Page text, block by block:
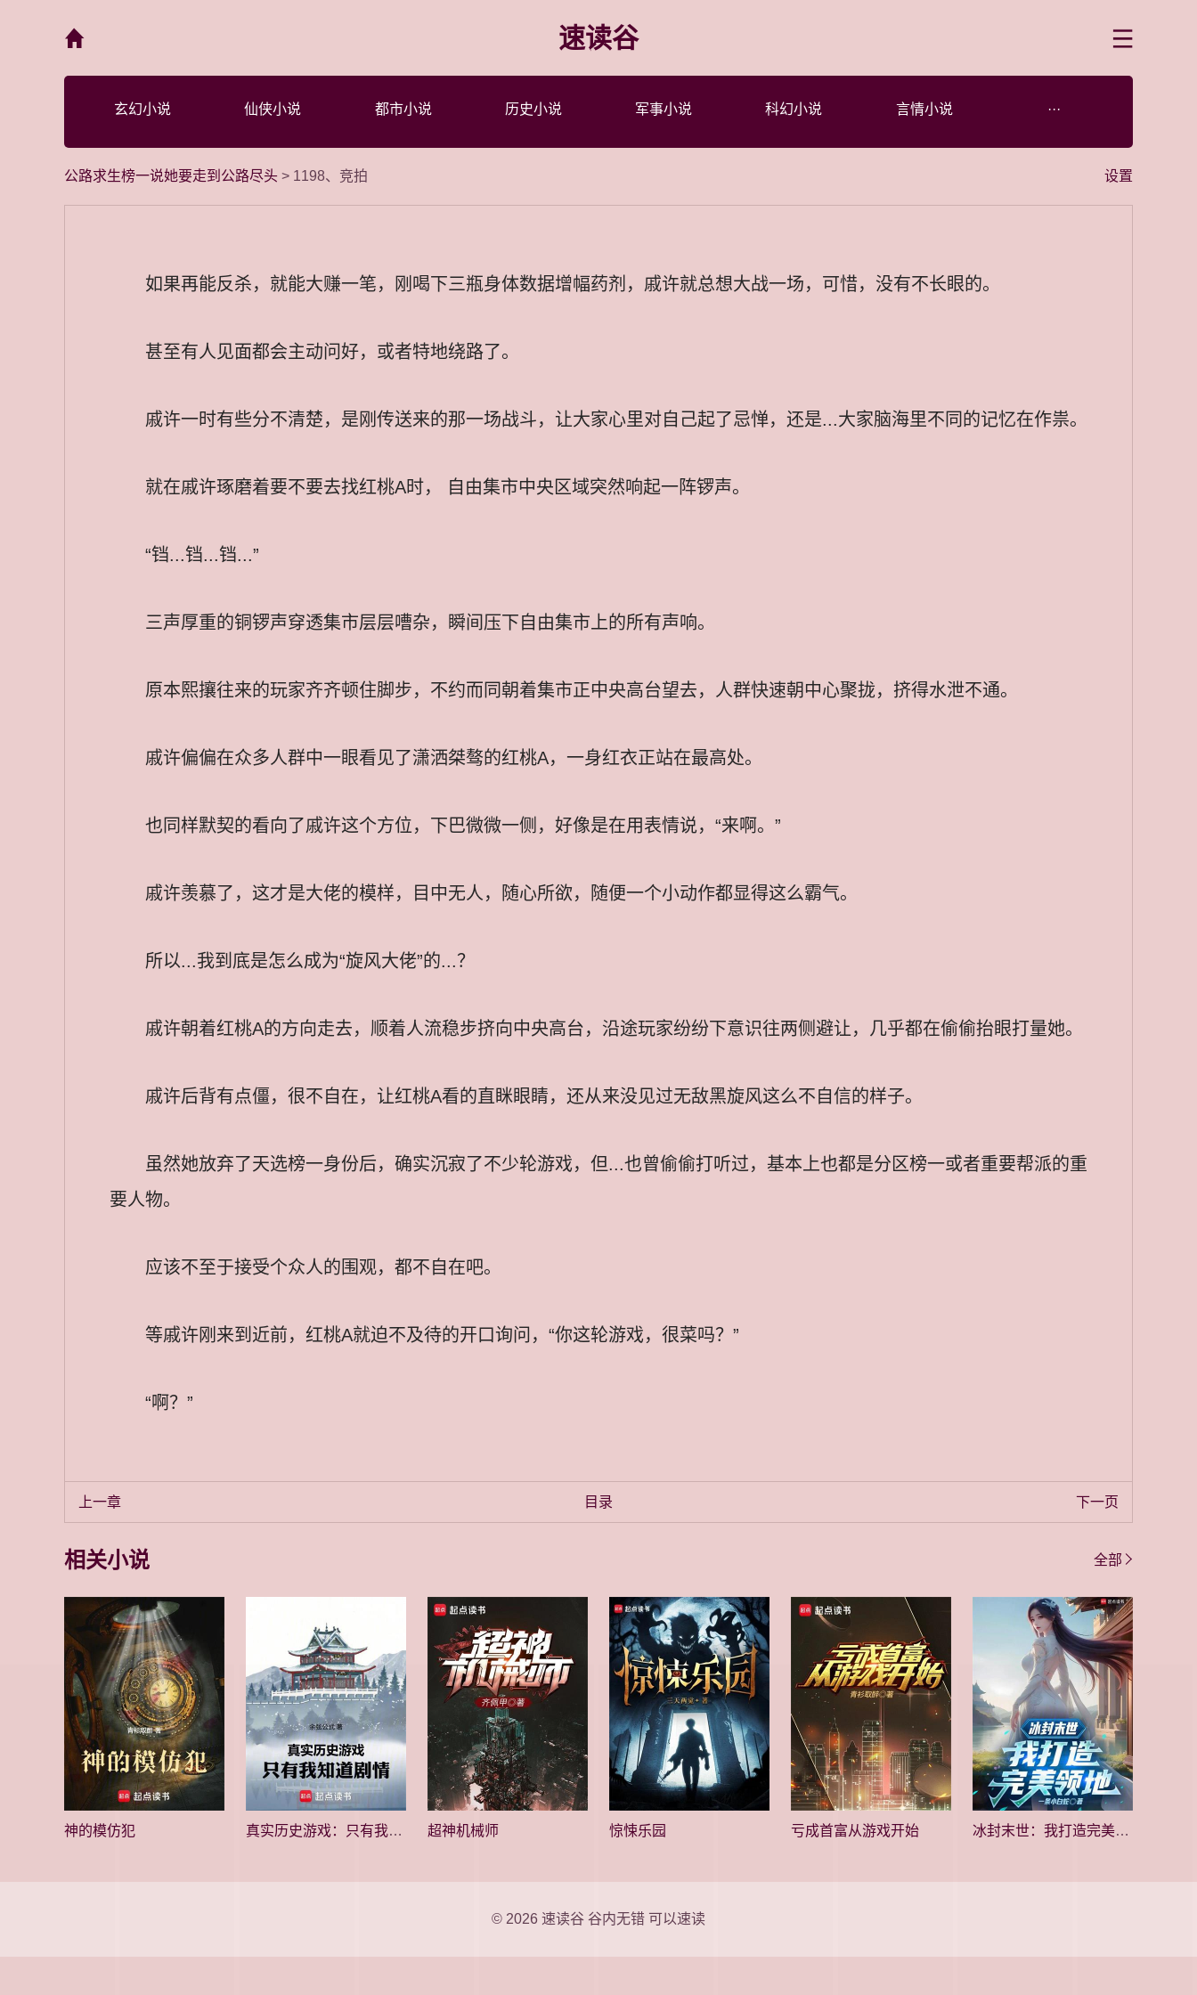
速读谷
玄幻小说 仙侠小说 都市小说 历史小说 军事小说 科幻小说 言情小说 ···
设置
公路求生榜一说她要走到公路尽头 > 1198、竞拍
如果再能反杀，就能大赚一笔，刚喝下三瓶身体数据增幅药剂，戚许就总想大战一场，可惜，没有不长眼的。
甚至有人见面都会主动问好，或者特地绕路了。
戚许一时有些分不清楚，是刚传送来的那一场战斗，让大家心里对自己起了忌惮，还是...大家脑海里不同的记忆在作祟。
就在戚许琢磨着要不要去找红桃A时， 自由集市中央区域突然响起一阵锣声。
“铛...铛...铛...”
三声厚重的铜锣声穿透集市层层嘈杂，瞬间压下自由集市上的所有声响。
原本熙攘往来的玩家齐齐顿住脚步，不约而同朝着集市正中央高台望去，人群快速朝中心聚拢，挤得水泄不通。
戚许偏偏在众多人群中一眼看见了潇洒桀骜的红桃A，一身红衣正站在最高处。
也同样默契的看向了戚许这个方位，下巴微微一侧，好像是在用表情说，“来啊。”
戚许羡慕了，这才是大佬的模样，目中无人，随心所欲，随便一个小动作都显得这么霸气。
所以...我到底是怎么成为“旋风大佬”的...？
戚许朝着红桃A的方向走去，顺着人流稳步挤向中央高台，沿途玩家纷纷下意识往两侧避让，几乎都在偷偷抬眼打量她。
戚许后背有点僵，很不自在，让红桃A看的直眯眼睛，还从来没见过无敌黑旋风这么不自信的样子。
虽然她放弃了天选榜一身份后，确实沉寂了不少轮游戏，但...也曾偷偷打听过，基本上也都是分区榜一或者重要帮派的重
要人物。
应该不至于接受个众人的围观，都不自在吧。
等戚许刚来到近前，红桃A就迫不及待的开口询问，“你这轮游戏，很菜吗？”
“啊？”
上一章 目录 下一页
相关小说 全部
神的模仿犯 真实历史游戏：只有我知道剧情 超神机械师 惊悚乐园 亏成首富从游戏开始 冰封末世：我打造完美领地
© 2026 速读谷 谷内无错 可以速读